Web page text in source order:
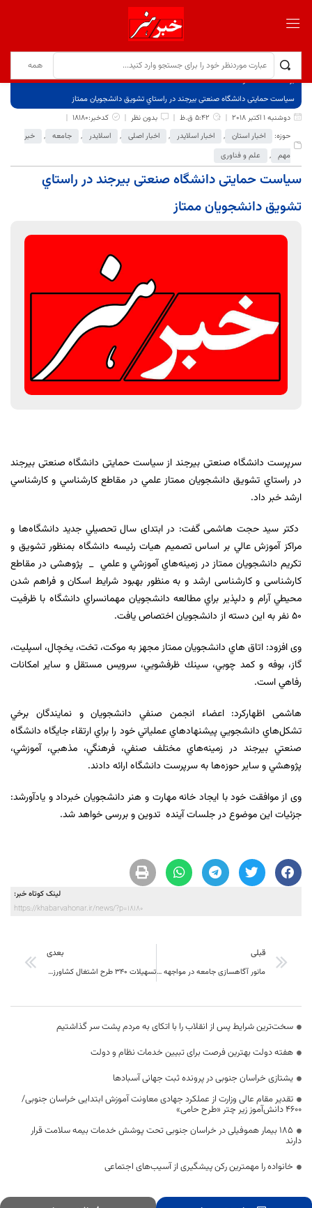
برگ نخست
نوشته‌ها
سیاست حمایتی دانشگاه صنعتی بيرجند در راستاي تشويق دانشجويان ممتاز
دوشنبه 1 اکتبر 2018
5:42 ق.ظ بدون نظر
کدخبر:18180
حوزه:
اخبار استان , اخبار اسلایدر , اخبار اصلی , اسلایدر , جامعه ,
خبر
مهم , علم و فناوری
سیاست حمایتی دانشگاه صنعتی بيرجند در راستاي
تشويق دانشجويان ممتاز
سرپرست دانشگاه صنعتی بیرجند از سیاست حمایتی دانشگاه صنعتی بيرجند
در راستاي تشويق دانشجويان ممتاز علمي در مقاطع کارشناسي و کارشناسي
ارشد خبر داد.
دکتر سید حجت هاشمی گفت: در ابتدای سال تحصيلي جديد دانشگاه‌ها و
مراکز آموزش عالي بر اساس تصميم هيات رئيسه دانشگاه بمنظور تشويق و
تکريم دانشجويان ممتاز در زمينه‌هاي آموزشي و علمي _ پژوهشی در مقاطع
کارشناسی و کارشناسی ارشد و به منظور بهبود شرایط اسکان و فراهم شدن
محيطي آرام و دلپذير براي مطالعه دانشجویان مهمانسراي دانشگاه با ظرفيت
۵۰ نفر به اين دسته از دانشجويان اختصاص يافت.
وی افزود: اتاق هاي دانشجويان ممتاز مجهز به موکت، تخت، يخچال، اسپليت،
گاز، بوفه و كمد چوبي، سينك ظرفشويي، سرويس مستقل و ساير امكانات
رفاهي است.
هاشمی اظهارکرد: اعضاء انجمن صنفي دانشجويان و نمايندگان برخي
تشکل‌هاي دانشجويي پيشنهادهاي عملياتي خود را براي ارتقاء جايگاه دانشگاه
صنعتي بيرجند در زمينه‌هاي مختلف صنفي، فرهنگي، مذهبي، آموزشي،
پژوهشي و ساير حوزه‌ها به سرپرست دانشگاه ارائه دادند.
وی از موافقت خود با ايجاد خانه مهارت و هنر دانشجويان خبرداد و یادآورشد:
جزئيات این موضوع در جلسات آينده تدوين و بررسی خواهد شد.
لینک کوتاه خبر:
https://khabarvahonar.ir/news/?p=18180
قبلی
مانور آگاهسازی جامعه در مواجهه با رانندگان ناشنوا و کم شنوابرگزار شد
بعدی
تسهیلات 340 طرح اشتغال کشاورزی در خراسان جنوبی پرداخت شد
سخت‌ترین شرایط پس از انقلاب را با اتکای به مردم پشت سر گذاشتیم
هفته دولت بهترین فرصت برای تبیین خدمات نظام و دولت
یشتازی خراسان جنوبی در پرونده ثبت جهانی آسبادها
تقدیر مقام عالی وزارت از عملکرد جهادی معاونت آموزش ابتدایی خراسان جنوبی/
۴۶۰۰ دانش‌آموز زیر چتر «طرح حامی»
۱۸۵ بیمار هموفیلی در خراسان جنوبی تحت پوشش خدمات بیمه سلامت قرار
دارند
خانواده را مهمترین رکن پیشگیری از آسیب‌های اجتماعی